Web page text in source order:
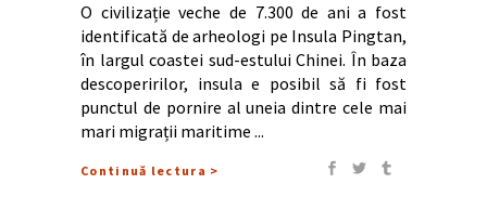
O civilizație veche de 7.300 de ani a fost
identificată de arheologi pe Insula Pingtan,
în largul coastei sud-estului Chinei. În baza
descoperirilor, insula e posibil să fi fost
punctul de pornire al uneia dintre cele mai
mari migrații maritime
Continuă lectura >